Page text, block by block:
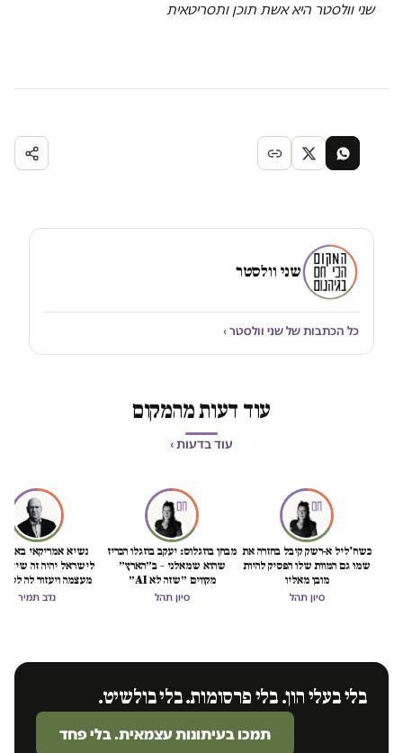
שני וולסטר היא אשת תוכן ותסריטאית
שני וולסטר
כל הכתבות של שני וולסטר ›
עוד דעות מהמקום
עוד בדעות ›
כשח'ליל א-רשק קיבל בחזרה את
שמו גם המוות שלו הפסיק להיות
מובן מאליו
סיון תהל
מבחן בוזגלוס: יעקב בוזגלו הכריז
שהוא שמאלני – ב״הארץ״
מקווים ״שזה לא AI״
סיון תהל
נשיא אמריקאי באמת
לישראל יהיה זה
מעצמה ויעזור לה
הכיבוש
נדב תמיר
בלי בעלי הון. בלי פרסומות. בלי בולשיט.
תמכו בעיתונות עצמאית. בלי פחד